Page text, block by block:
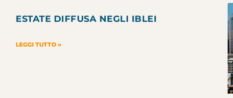
ESTATE DIFFUSA NEGLI IBLEI
LEGGI TUTTO »